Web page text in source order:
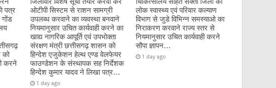
पत्र
को
करने
ओटीपी सिस्टम से राशन सामग्री
उपलब्ध करवाने का व्यवस्था बनवाने
नियमानुसार उचित कार्यवाही करने का
खाद्य नागरिक आपूर्ति एवं उपभोक्ता
संरक्षण मंत्री छत्तीसगढ़ शासन को
हिन्देश एजुकेशन हेल्थ एण्ड वेलफेयर
फाउण्डेशन के संस्थापक सह निर्देशक
हिन्देश कुमार यादव ने लिखा पत्र…
1 day ago
लोक स्वास्थ्य एवं परिवार कल्याण
विभाग से जुडे विभिन्न समस्याओ का
निराकरण करवाने राज्य स्तर से
नियमानुसार उचित कार्यवाही करने
सौपा ज्ञापन…
1 day ago